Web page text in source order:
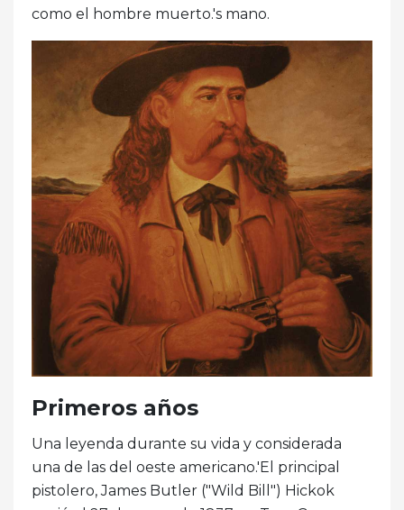
como el hombre muerto.'s mano.
Primeros años
Una leyenda durante su vida y considerada
una de las del oeste americano.'El principal
pistolero, James Butler ("Wild Bill") Hickok